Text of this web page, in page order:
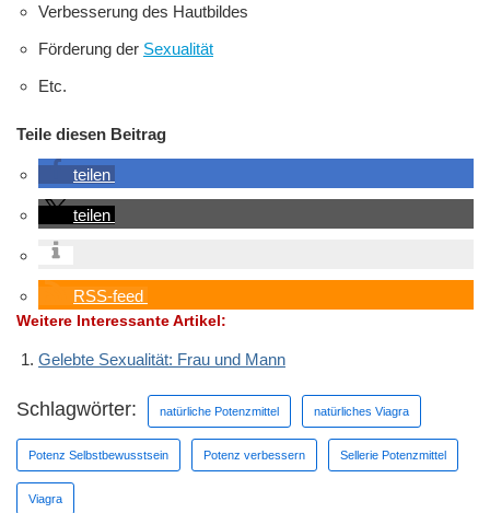
Verbesserung des Hautbildes
Förderung der Sexualität
Etc.
Teile diesen Beitrag
teilen
teilen
RSS-feed
Weitere Interessante Artikel:
Gelebte Sexualität: Frau und Mann
Schlagwörter: natürliche Potenzmittel natürliches Viagra
Potenz Selbstbewusstsein Potenz verbessern Sellerie Potenzmittel
Viagra